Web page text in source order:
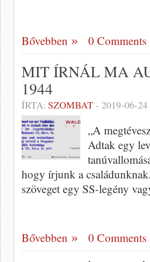
Bővebben 0 Comments
MIT ÍRNÁL MA
1944
ÍRTA: SZOMBAT- 2019-06-24
„A
Adtak egy
hogy írjunk a
szöveget egy SS-legény
Bővebben 0 Comments